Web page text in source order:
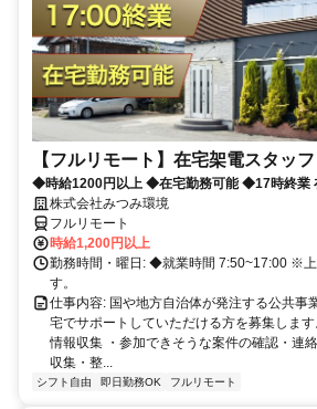
【フルリモート】在宅架電スタッフ
◆時給1200円以上 ◆在宅勤務可能 ◆17時終業
集です！
株式会社みつみ環境
フルリモート
時給1,200円以上
勤務時間・曜日: ◆就業時間 7:50~17:00 ※
す。
仕事内容: 国や地方自治体が発注する公共事
宅でサポートしていただける方を募集します
情報収集 ・参加できそうな案件の確認・連
収集・整...
シフト自由 即日勤務OK フルリモート